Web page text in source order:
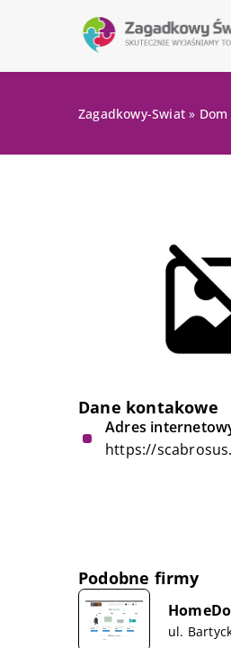
Zagadkowy-Swiat »
Dane kontakowe
Adres
https://
Podobne firmy
ul.